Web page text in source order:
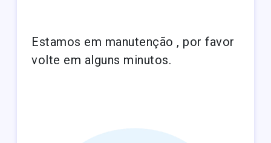
Estamos em manutenção , por favor
volte em alguns minutos.